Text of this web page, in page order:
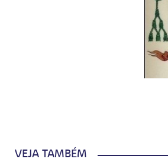
VEJA TAMBÉM